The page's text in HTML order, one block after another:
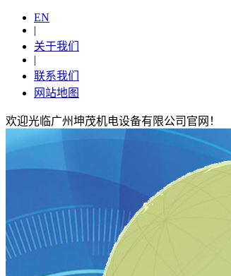
EN
|
关于我们
|
联系我们
网站地图
欢迎光临广州坤茂机电设备有限公司官网！